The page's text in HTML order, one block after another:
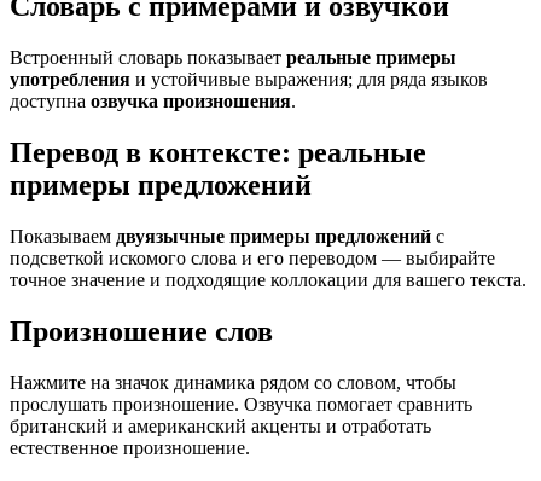
Словарь с примерами и озвучкой
Встроенный словарь показывает реальные примеры
употребления и устойчивые выражения; для ряда языков
доступна озвучка произношения.
Перевод в контексте: реальные
примеры предложений
Показываем двуязычные примеры предложений с
подсветкой искомого слова и его переводом — выбирайте
точное значение и подходящие коллокации для вашего текста.
Произношение слов
Нажмите на значок динамика рядом со словом, чтобы
прослушать произношение. Озвучка помогает сравнить
британский и американский акценты и отработать
естественное произношение.